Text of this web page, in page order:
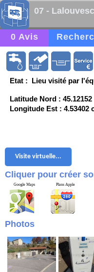
07 - Lalouvesc
0 Avis
Etat : Lieu visité par
Latitude Nord :
Longitude Est : 4.53402
Visite virtuelle...
Cliquer pour créer
Google Maps Plans Apple
Photos